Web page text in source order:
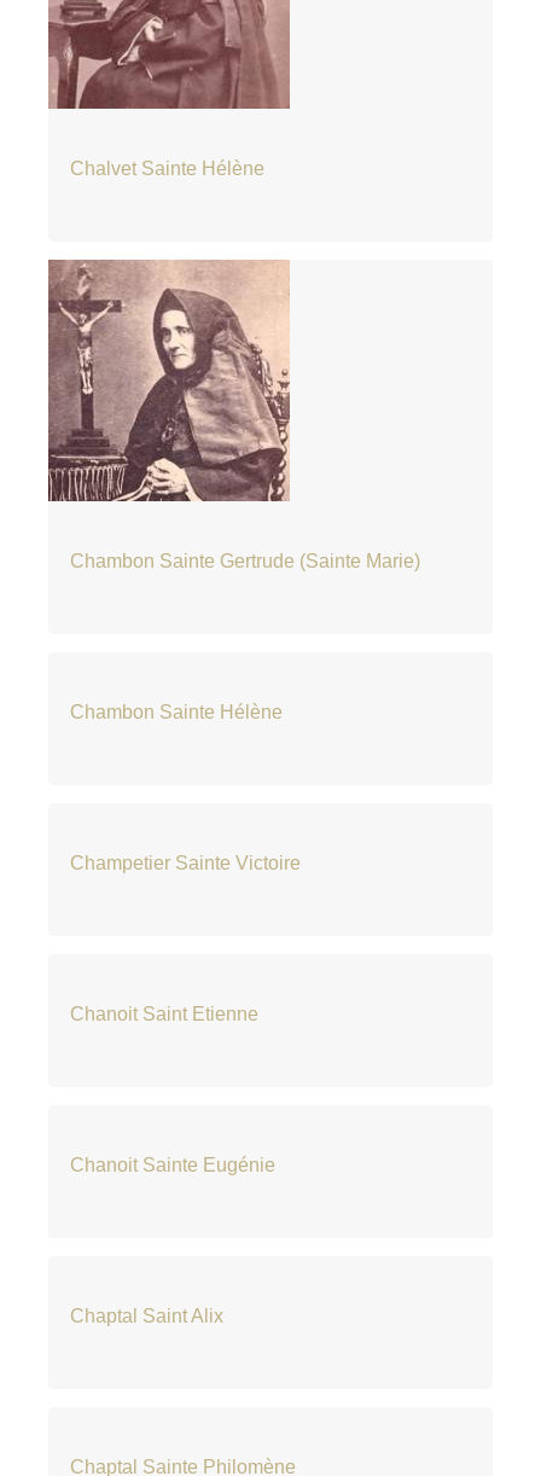
Chalvet Sainte Hélène
Chambon Sainte Gertrude (Sainte Marie)
Chambon Sainte Hélène
Champetier Sainte Victoire
Chanoit Saint Etienne
Chanoit Sainte Eugénie
Chaptal Saint Alix
Chaptal Sainte Philomène